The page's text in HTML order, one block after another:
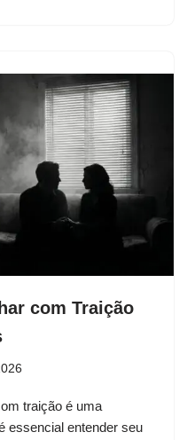
com Traição
traição é uma
essencial entender seu